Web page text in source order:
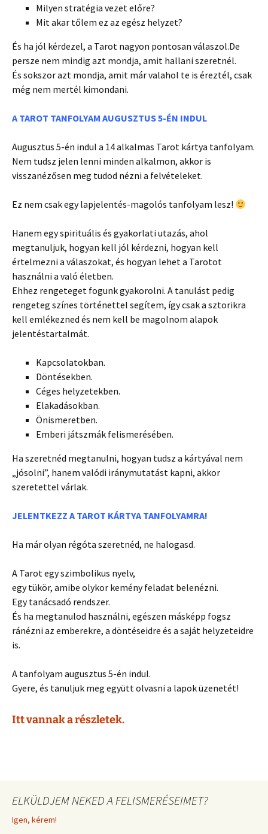
Milyen stratégia vezet előre?
Mit akar tőlem ez az egész helyzet?
És ha jól kérdezel, a Tarot nagyon pontosan válaszol.De
persze nem mindig azt mondja, amit hallani szeretnél.
És sokszor azt mondja, amit már valahol te is éreztél, csak
még nem mertél kimondani.
A TAROT TANFOLYAM AUGUSZTUS 5-ÉN INDUL
Augusztus 5-én indul a 14 alkalmas Tarot kártya tanfolyam.
Nem tudsz jelen lenni minden alkalmon, akkor is
visszanézősen meg tudod nézni a felvételeket.
Ez nem csak egy lapjelentés-magolós tanfolyam lesz!
Hanem egy spirituális és gyakorlati utazás, ahol
megtanuljuk, hogyan kell jól kérdezni, hogyan kell
értelmezni a válaszokat, és hogyan lehet a Tarotot
használni a való életben.
Ehhez rengeteget fogunk gyakorolni. A tanulást pedig
rengeteg színes történettel segítem, így csak a sztorikra
kell emlékezned és nem kell be magolnom alapok
jelentéstartalmát.
Kapcsolatokban.
Döntésekben.
Céges helyzetekben.
Elakadásokban.
Önismeretben.
Emberi játszmák felismerésében.
Ha szeretnéd megtanulni, hogyan tudsz a kártyával nem
„jósolni”, hanem valódi iránymutatást kapni, akkor
szeretettel várlak.
JELENTKEZZ A TAROT KÁRTYA TANFOLYAMRA!
Ha már olyan régóta szeretnéd, ne halogasd.
A Tarot egy szimbolikus nyelv,
egy tükör, amibe olykor kemény feladat belenézni.
Egy tanácsadó rendszer.
És ha megtanulod használni, egészen másképp fogsz
ránézni az emberekre, a döntéseidre és a saját helyzeteidre
is.
A tanfolyam augusztus 5-én indul.
Gyere, és tanuljuk meg együtt olvasni a lapok üzenetét!
Itt vannak a részletek.
ELKÜLDJEM NEKED A FELISMERÉSEIMET?
Igen, kérem!